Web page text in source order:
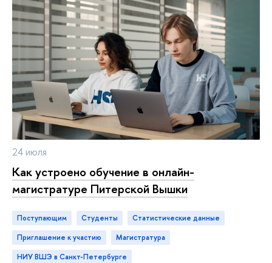
24 июля
Как устроено обучение в онлайн-
магистратуре Питерской Вышки
Поступающим студенты
статистические данные
приглашение к участию
магистратура
НИУ ВШЭ в Санкт-Петербурге